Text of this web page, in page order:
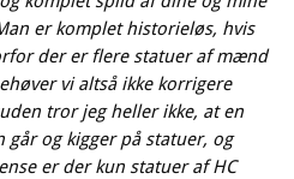
er komplet historieløs, hvis
der er flere statuer af mænd
vi altså ikke korrigere
tror jeg heller ikke, at en
går og kigger på statuer, og
er der kun statuer af HC